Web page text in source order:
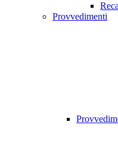
Provvedimenti